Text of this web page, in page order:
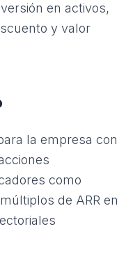
en activos,
y valor
la empresa con
como
de ARR en